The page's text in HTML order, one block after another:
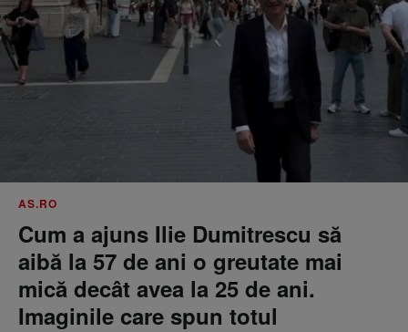
AS.RO
Cum a ajuns Ilie Dumitrescu să
aibă la 57 de ani o greutate mai
mică decât avea la 25 de ani.
Imaginile care spun totul